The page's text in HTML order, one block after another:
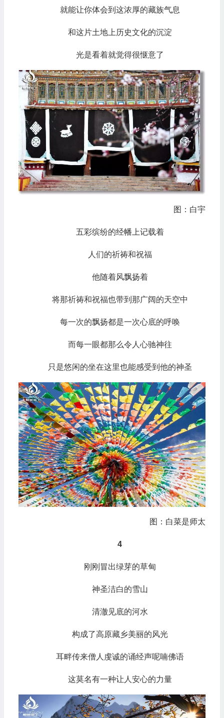
就能让你体会到这浓厚的藏族气息
和这片土地上历史文化的沉淀
光是看着就觉得很惬意了
图：白宇
五彩缤纷的经幡上记载着
人们的祈祷和祝福
他随着风飘扬着
将那祈祷和祝福也带到那广阔的天空中
每一次的飘扬都是一次心底的呼唤
而每一眼都那么令人心驰神往
只是悠闲的坐在这里也能感受到他的神圣
图：白菜是师太
4
刚刚冒出绿芽的草甸
神圣洁白的雪山
清澈见底的河水
构成了高原藏乡美丽的风光
耳畔传来僧人虔诚的诵经声呢喃佛语
这莫名有一种让人安心的力量